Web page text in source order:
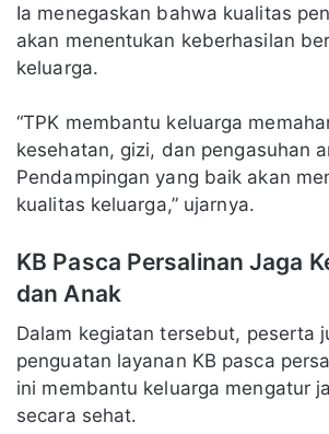
Ia menegaskan bahwa kualitas
akan menentukan keberhasilan
keluarga.
“TPK membantu keluarga
kesehatan, gizi, dan pengasuhan
Pendampingan yang baik akan
kualitas keluarga,” ujarnya.
KB Pasca Persalinan Jaga
dan Anak
Dalam kegiatan tersebut, peserta
penguatan layanan KB pasca
ini membantu keluarga mengatur
secara sehat.